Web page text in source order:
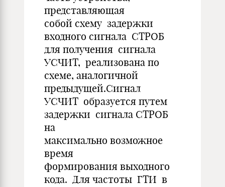
представляющая
собой схему задержки
входного сигнала СТРОБ
для получения сигнала
УСЧИТ, реализована по
схеме, аналогичной
предыдущей.Сигнал
УСЧИТ образуется путем
задержки сигнала СТРОБ
на
максимально возможное
время
формирования выходного
кода. Для частоты ГТИ в